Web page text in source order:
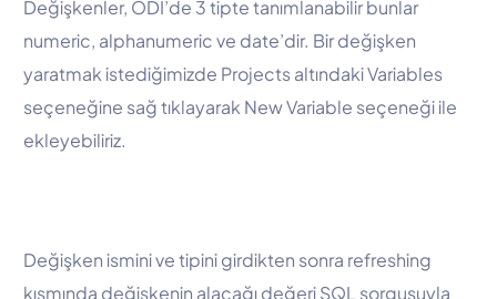
Değişkenler, ODI’de 3 tipte tanımlanabilir bunlar
numeric, alphanumeric ve date’dir. Bir değişken
yaratmak istediğimizde Projects altındaki Variables
seçeneğine sağ tıklayarak New Variable seçeneği ile
ekleyebiliriz.
Değişken ismini ve tipini girdikten sonra refreshing
kısmında değişkenin alacağı değeri SQL sorgusuyla